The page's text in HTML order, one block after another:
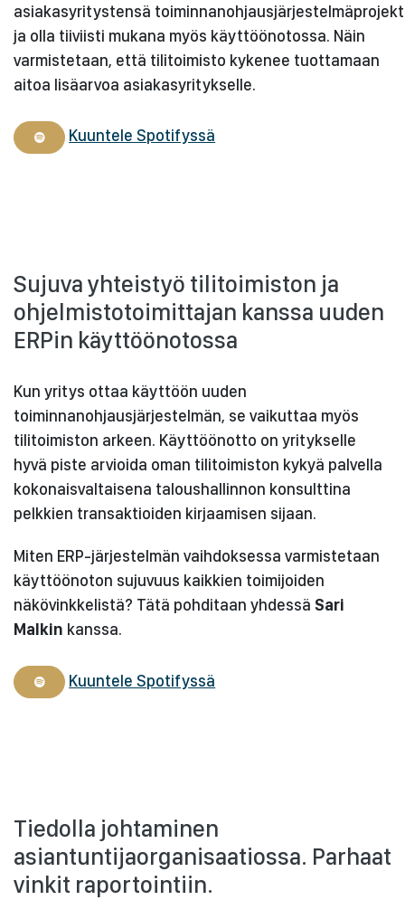
asiakasyritystensä
ja olla tiiviisti mukana myös käyttöönotossa. Näin
varmistetaan, että tilitoimisto kykenee tuottamaan
aitoa lisäarvoa asiakasyritykselle.
Kuuntele Spotifyssä
Sujuva yhteistyö tilitoimiston ja
ohjelmistotoimittajan kanssa uuden
ERPin käyttöönotossa
Kun yritys ottaa käyttöön uuden
toiminnanohjausjärjestelmän, se vaikuttaa myös
tilitoimiston arkeen. Käyttöönotto on yritykselle
hyvä piste arvioida oman tilitoimiston kykyä palvella
kokonaisvaltaisena taloushallinnon konsulttina
pelkkien transaktioiden kirjaamisen sijaan.
Miten ERP-järjestelmän vaihdoksessa varmistetaan
käyttöönoton sujuvuus kaikkien toimijoiden
näkövinkkelistä? Tätä pohditaan yhdessä Sari
Malkin kanssa.
Kuuntele Spotifyssä
Tiedolla johtaminen
asiantuntijaorganisaatiossa. Parhaat
vinkit raportointiin.